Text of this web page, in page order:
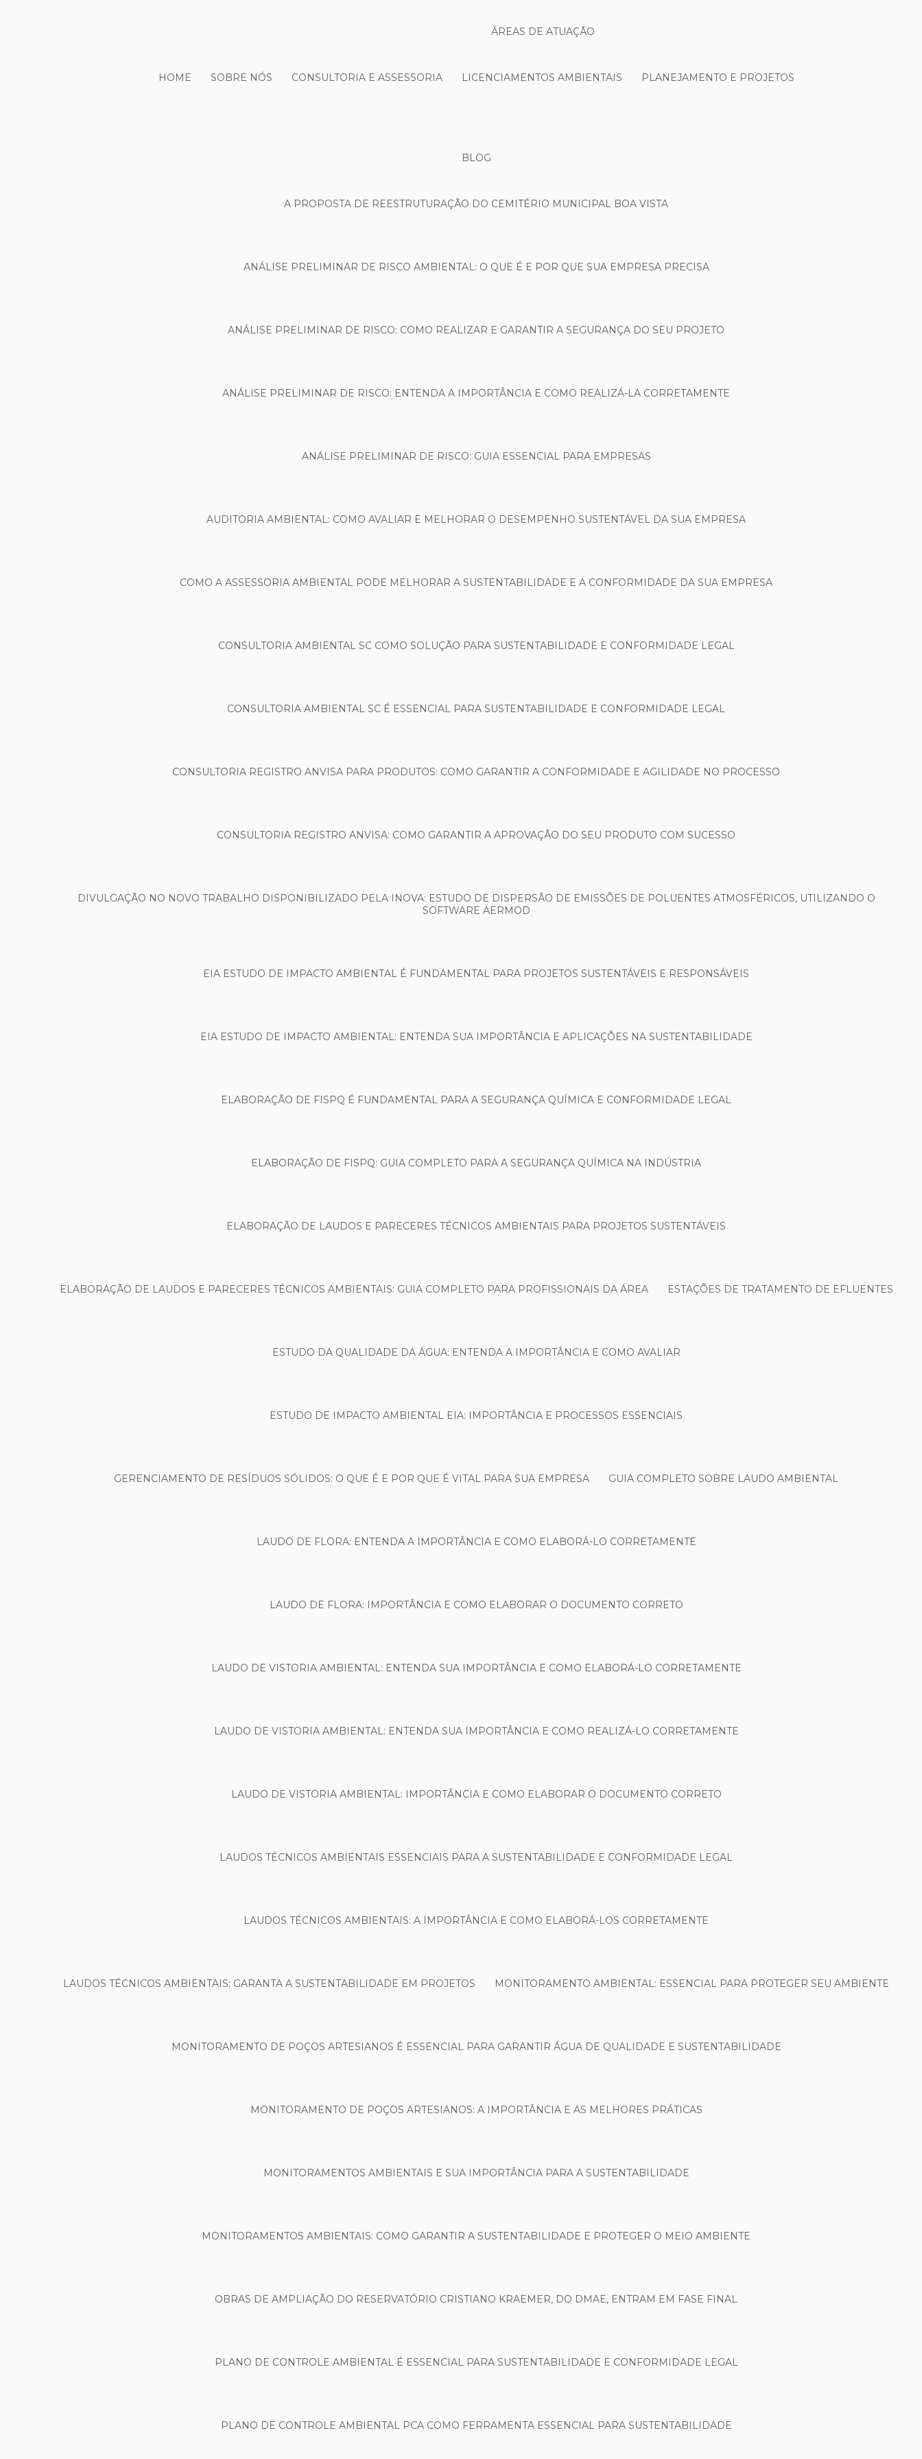
HOME SOBRE NÓS
ÁREAS DE ATUAÇÃO
CONSULTORIA E ASSESSORIA LICENCIAMENTOS AMBIENTAIS PLANEJAMENTO E PROJETOS
BLOG
A PROPOSTA DE REESTRUTURAÇÃO DO CEMITÉRIO MUNICIPAL BOA VISTA
ANÁLISE PRELIMINAR DE RISCO AMBIENTAL: O QUE É E POR QUE SUA EMPRESA PRECISA
ANÁLISE PRELIMINAR DE RISCO: COMO REALIZAR E GARANTIR A SEGURANÇA DO SEU PROJETO
ANÁLISE PRELIMINAR DE RISCO: ENTENDA A IMPORTÂNCIA E COMO REALIZÁ-LA CORRETAMENTE
ANÁLISE PRELIMINAR DE RISCO: GUIA ESSENCIAL PARA EMPRESAS
AUDITORIA AMBIENTAL: COMO AVALIAR E MELHORAR O DESEMPENHO SUSTENTÁVEL DA SUA EMPRESA
COMO A ASSESSORIA AMBIENTAL PODE MELHORAR A SUSTENTABILIDADE E A CONFORMIDADE DA SUA EMPRESA
CONSULTORIA AMBIENTAL SC COMO SOLUÇÃO PARA SUSTENTABILIDADE E CONFORMIDADE LEGAL
CONSULTORIA AMBIENTAL SC É ESSENCIAL PARA SUSTENTABILIDADE E CONFORMIDADE LEGAL
CONSULTORIA REGISTRO ANVISA PARA PRODUTOS: COMO GARANTIR A CONFORMIDADE E AGILIDADE NO PROCESSO
CONSULTORIA REGISTRO ANVISA: COMO GARANTIR A APROVAÇÃO DO SEU PRODUTO COM SUCESSO
DIVULGAÇÃO NO NOVO TRABALHO DISPONIBILIZADO PELA INOVA: ESTUDO DE DISPERSÃO DE EMISSÕES DE POLUENTES ATMOSFÉRICOS, UTILIZANDO O
SOFTWARE AERMOD
EIA ESTUDO DE IMPACTO AMBIENTAL É FUNDAMENTAL PARA PROJETOS SUSTENTÁVEIS E RESPONSÁVEIS
EIA ESTUDO DE IMPACTO AMBIENTAL: ENTENDA SUA IMPORTÂNCIA E APLICAÇÕES NA SUSTENTABILIDADE
ELABORAÇÃO DE FISPQ É FUNDAMENTAL PARA A SEGURANÇA QUÍMICA E CONFORMIDADE LEGAL
ELABORAÇÃO DE FISPQ: GUIA COMPLETO PARA A SEGURANÇA QUÍMICA NA INDÚSTRIA
ELABORAÇÃO DE LAUDOS E PARECERES TÉCNICOS AMBIENTAIS PARA PROJETOS SUSTENTÁVEIS
ELABORAÇÃO DE LAUDOS E PARECERES TÉCNICOS AMBIENTAIS: GUIA COMPLETO PARA PROFISSIONAIS DA ÁREA ESTAÇÕES DE TRATAMENTO DE EFLUENTES
ESTUDO DA QUALIDADE DA ÁGUA: ENTENDA A IMPORTÂNCIA E COMO AVALIAR
ESTUDO DE IMPACTO AMBIENTAL EIA: IMPORTÂNCIA E PROCESSOS ESSENCIAIS
GERENCIAMENTO DE RESÍDUOS SÓLIDOS: O QUE É E POR QUE É VITAL PARA SUA EMPRESA GUIA COMPLETO SOBRE LAUDO AMBIENTAL
LAUDO DE FLORA: ENTENDA A IMPORTÂNCIA E COMO ELABORÁ-LO CORRETAMENTE
LAUDO DE FLORA: IMPORTÂNCIA E COMO ELABORAR O DOCUMENTO CORRETO
LAUDO DE VISTORIA AMBIENTAL: ENTENDA SUA IMPORTÂNCIA E COMO ELABORÁ-LO CORRETAMENTE
LAUDO DE VISTORIA AMBIENTAL: ENTENDA SUA IMPORTÂNCIA E COMO REALIZÁ-LO CORRETAMENTE
LAUDO DE VISTORIA AMBIENTAL: IMPORTÂNCIA E COMO ELABORAR O DOCUMENTO CORRETO
LAUDOS TÉCNICOS AMBIENTAIS ESSENCIAIS PARA A SUSTENTABILIDADE E CONFORMIDADE LEGAL
LAUDOS TÉCNICOS AMBIENTAIS: A IMPORTÂNCIA E COMO ELABORÁ-LOS CORRETAMENTE
LAUDOS TÉCNICOS AMBIENTAIS: GARANTA A SUSTENTABILIDADE EM PROJETOS MONITORAMENTO AMBIENTAL: ESSENCIAL PARA PROTEGER SEU AMBIENTE
MONITORAMENTO DE POÇOS ARTESIANOS É ESSENCIAL PARA GARANTIR ÁGUA DE QUALIDADE E SUSTENTABILIDADE
MONITORAMENTO DE POÇOS ARTESIANOS: A IMPORTÂNCIA E AS MELHORES PRÁTICAS
MONITORAMENTOS AMBIENTAIS E SUA IMPORTÂNCIA PARA A SUSTENTABILIDADE
MONITORAMENTOS AMBIENTAIS: COMO GARANTIR A SUSTENTABILIDADE E PROTEGER O MEIO AMBIENTE
OBRAS DE AMPLIAÇÃO DO RESERVATÓRIO CRISTIANO KRAEMER, DO DMAE, ENTRAM EM FASE FINAL
PLANO DE CONTROLE AMBIENTAL É ESSENCIAL PARA SUSTENTABILIDADE E CONFORMIDADE LEGAL
PLANO DE CONTROLE AMBIENTAL PCA COMO FERRAMENTA ESSENCIAL PARA SUSTENTABILIDADE